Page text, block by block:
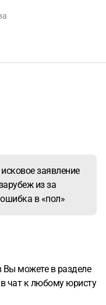
заявление
из за
в «пол»
Вы можете в разделе
чат к любому юристу